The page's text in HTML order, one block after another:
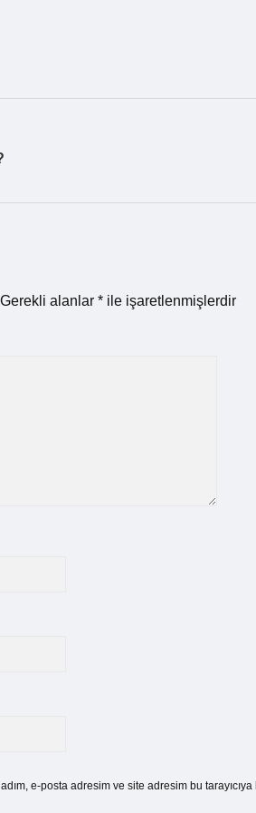
Gerekli alanlar * ile işaretlenmişlerdir
e-posta adresim ve site adresim bu